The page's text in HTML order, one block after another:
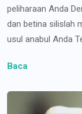
peliharaan Anda
dan betina silislah
usul anabul Anda
Baca